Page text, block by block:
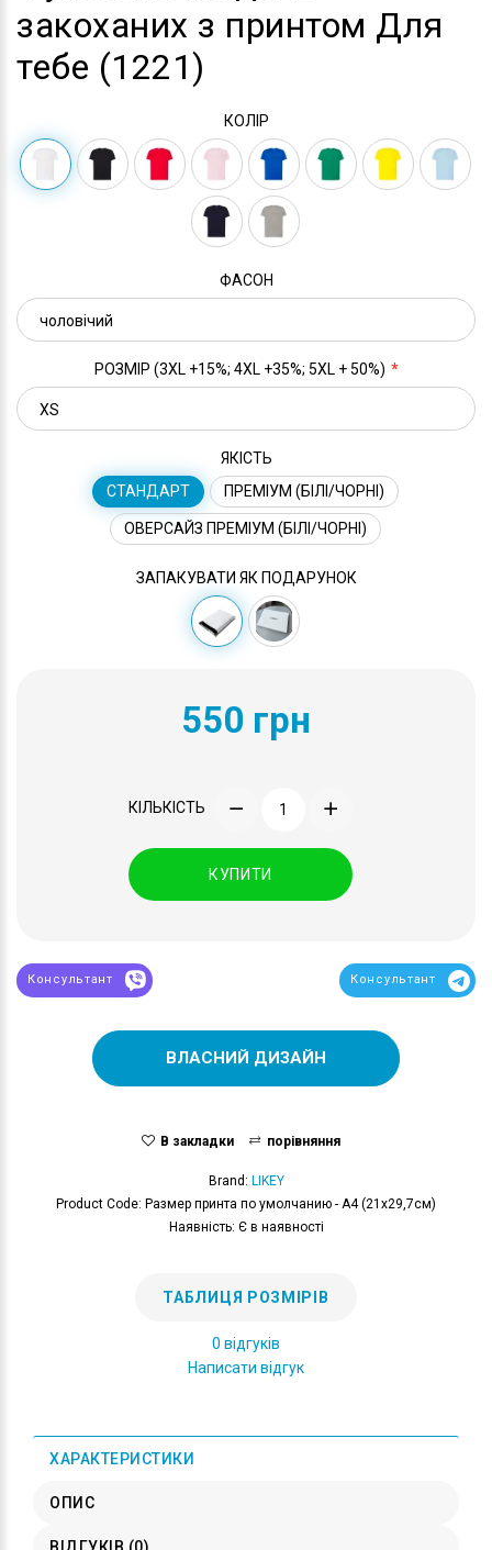
закоханих з принтом Для
тебе (1221)
КОЛІР
ФАСОН
РОЗМІР (3XL +15%; 4XL +35%; 5XL + 50%)
ЯКІСТЬ
СТАНДАРТ
ПРЕМІУМ (БІЛІ/ЧОРНІ)
ОВЕРСАЙЗ ПРЕМІУМ (БІЛІ/ЧОРНІ)
ЗАПАКУВАТИ ЯК ПОДАРУНОК
550 грн
КІЛЬКІСТЬ
КУПИТИ
Консультант Консультант
ВЛАСНИЙ ДИЗАЙН
В закладки порівняння
Brand: LIKEY
Product Code: Размер принта по умолчанию - А4 (21x29,7см)
Наявність: Є в наявності
ТАБЛИЦЯ РОЗМІРІВ
0 відгуків
Написати відгук
ХАРАКТЕРИСТИКИ
ОПИС
ВІДГУКІВ (0)